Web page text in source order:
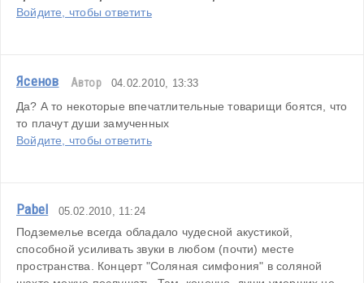
Войдите, чтобы ответить
Ясенов Автор 04.02.2010, 13:33
Да? А то некоторые впечатлительные товарищи боятся, что
то плачут души замученных
Войдите, чтобы ответить
Pabel 05.02.2010, 11:24
Подземелье всегда обладало чудесной акустикой,
способной усиливать звуки в любом (почти) месте
пространства. Концерт "Соляная симфония" в соляной